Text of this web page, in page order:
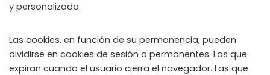
y personalizada.
Las cookies, en función de su permanencia, pueden
dividirse en cookies de sesión o permanentes. Las que
expiran cuando el usuario cierra el navegador. Las que